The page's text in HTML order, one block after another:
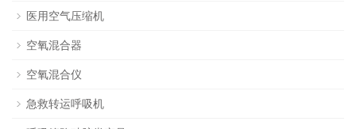
医用空气压缩机
空氧混合器
空氧混合仪
急救转运呼吸机